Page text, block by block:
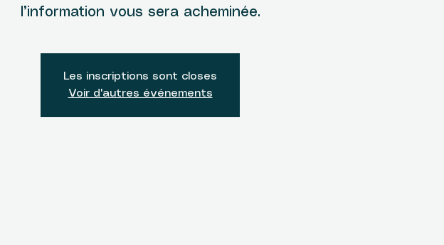
l’information vous sera acheminée.
Les inscriptions sont closes
Voir d'autres événements